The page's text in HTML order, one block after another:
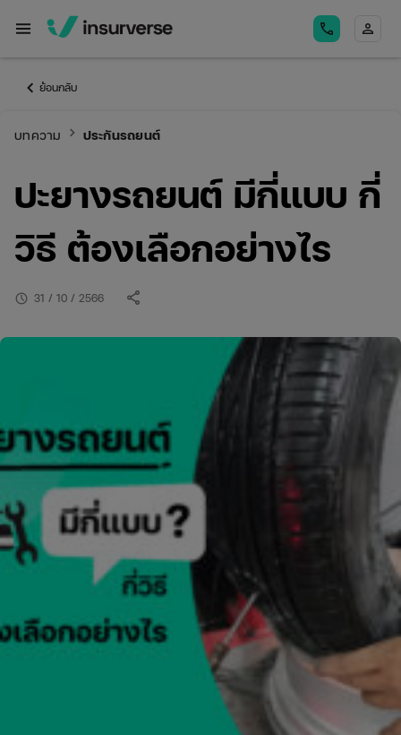
menu call person
keyboard_arrow_left ย้อนกลับ
บทความ keyboard_arrow_right ประกันรถยนต์
ปะยางรถยนต์ มีกี่แบบ กี่
วิธี ต้องเลือกอย่างไร
schedule 31 / 10 / 2566 share